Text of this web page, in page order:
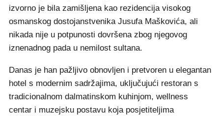
izvorno je bila zamišljena kao rezidencija visokog
osmanskog dostojanstvenika Jusufa Maškovića, ali
nikada nije u potpunosti dovršena zbog njegovog
iznenadnog pada u nemilost sultana.
Danas je han pažljivo obnovljen i pretvoren u elegantan
hotel s modernim sadržajima, uključujući restoran s
tradicionalnom dalmatinskom kuhinjom, wellness
centar i muzejsku postavu koja posjetiteljima